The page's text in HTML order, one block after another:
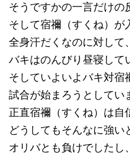
そうですかの一言だけの
そして宿禰（すくね）が
全身汗だくなのに対して、
バキはのんびり昼寝して
そしていよいよバキ対宿
試合が始まろうとしてい
正直宿禰（すくね）は自
どうしてもそんなに強い
オリバとも負けでしたし、